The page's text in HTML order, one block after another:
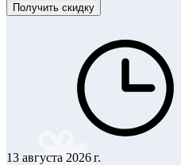
Получить скидку
13 августа 2026 г.